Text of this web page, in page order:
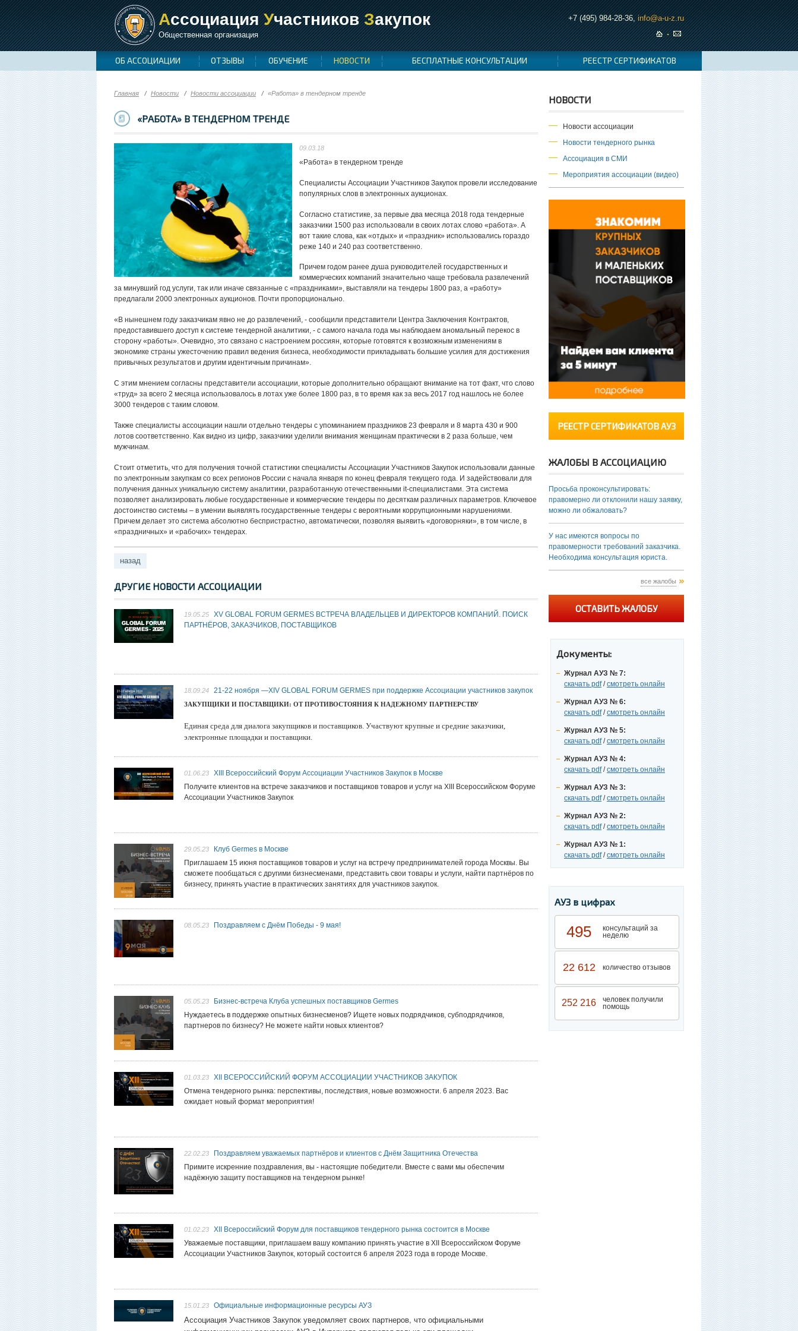
АссоциацияУчастниковЗакупок
Общественная организация
+7 (495) 984-28-36, info@a-u-z.ru
ОБ АССОЦИАЦИИ ОТЗЫВЫ ОБУЧЕНИЕ НОВОСТИ БЕСПЛАТНЫЕ КОНСУЛЬТАЦИИ РЕЕСТР СЕРТИФИКАТОВ
НОВОСТИ
Новости ассоциации
Новости тендерного рынка
Ассоциация в СМИ
Мероприятия ассоциации (видео)
РЕЕСТР СЕРТИФИКАТОВ АУЗ
ЖАЛОБЫ В АССОЦИАЦИЮ
Просьба проконсультировать:
правомерно ли отклонили нашу заявку,
можно ли обжаловать?
У нас имеются вопросы по
правомерности требований заказчика.
Необходима консультация юриста.
все жалобы
ОСТАВИТЬ ЖАЛОБУ
Документы:
Журнал АУЗ № 7:
скачать pdf/смотреть онлайн
Журнал АУЗ № 6:
скачать pdf/смотреть онлайн
Журнал АУЗ № 5:
скачать pdf/смотреть онлайн
Журнал АУЗ № 4:
скачать pdf/смотреть онлайн
Журнал АУЗ № 3:
скачать pdf/смотреть онлайн
Журнал АУЗ № 2:
скачать pdf/смотреть онлайн
Журнал АУЗ № 1:
скачать pdf/смотреть онлайн
АУЗ в цифрах
495
консультаций за
неделю
22 612 количество отзывов
252 216
человек получили
помощь
Главная Новости Новости ассоциации «Работа» в тендерном тренде
«РАБОТА» В ТЕНДЕРНОМ ТРЕНДЕ
09.03.18
«Работа» в тендерном тренде
Специалисты Ассоциации Участников Закупок провели исследование
популярных слов в электронных аукционах.
Согласно статистике, за первые два месяца 2018 года тендерные
заказчики 1500 раз использовали в своих лотах слово «работа». А
вот такие слова, как «отдых» и «праздник» использовались гораздо
реже 140 и 240 раз соответственно.
Причем годом ранее душа руководителей государственных и
коммерческих компаний значительно чаще требовала развлечений
за минувший год услуги, так или иначе связанные с «праздниками», выставляли на тендеры 1800 раз, а «работу»
предлагали 2000 электронных аукционов. Почти пропорционально.
«В нынешнем году заказчикам явно не до развлечений, - сообщили представители Центра Заключения Контрактов,
предоставившего доступ к системе тендерной аналитики, - с самого начала года мы наблюдаем аномальный перекос в
сторону «работы». Очевидно, это связано с настроением россиян, которые готовятся к возможным изменениям в
экономике страны ужесточению правил ведения бизнеса, необходимости прикладывать большие усилия для достижения
привычных результатов и другим идентичным причинам».
С этим мнением согласны представители ассоциации, которые дополнительно обращают внимание на тот факт, что слово
«труд» за всего 2 месяца использовалось в лотах уже более 1800 раз, в то время как за весь 2017 год нашлось не более
3000 тендеров с таким словом.
Также специалисты ассоциации нашли отдельно тендеры с упоминанием праздников 23 февраля и 8 марта 430 и 900
лотов соответственно. Как видно из цифр, заказчики уделили внимания женщинам практически в 2 раза больше, чем
мужчинам.
Стоит отметить, что для получения точной статистики специалисты Ассоциации Участников Закупок использовали данные
по электронным закупкам со всех регионов России с начала января по конец февраля текущего года. И задействовали для
получения данных уникальную систему аналитики, разработанную отечественными it-специалистами. Эта система
позволяет анализировать любые государственные и коммерческие тендеры по десяткам различных параметров. Ключевое
достоинство системы – в умении выявлять государственные тендеры с вероятными коррупционными нарушениями.
Причем делает это система абсолютно беспристрастно, автоматически, позволяя выявить «договорняки», в том числе, в
«праздничных» и «рабочих» тендерах.
назад
ДРУГИЕ НОВОСТИ АССОЦИАЦИИ
19.05.25
XV GLOBAL FORUM GERMES ВСТРЕЧА ВЛАДЕЛЬЦЕВ И ДИРЕКТОРОВ КОМПАНИЙ. ПОИСК
ПАРТНЁРОВ, ЗАКАЗЧИКОВ, ПОСТАВЩИКОВ
18.09.24 21-22 ноября —XIV GLOBAL FORUM GERMES при поддержке Ассоциации участников закупок
ЗАКУПЩИКИ И ПОСТАВЩИКИ: ОТ ПРОТИВОСТОЯНИЯ К НАДЕЖНОМУ ПАРТНЕРСТВУ
Единая среда для диалога закупщиков и поставщиков. Участвуют крупные и средние заказчики,
электронные площадки и поставщики.
01.06.23
XIII Всероссийский Форум Ассоциации Участников Закупок в Москве
Получите клиентов на встрече заказчиков и поставщиков товаров и услуг на XIII Всероссийском Форуме
Ассоциации Участников Закупок
29.05.23
Клуб Germes в Москве
Приглашаем 15 июня поставщиков товаров и услуг на встречу предпринимателей города Москвы. Вы
сможете пообщаться с другими бизнесменами, представить свои товары и услуги, найти партнёров по
бизнесу, принять участие в практических занятиях для участников закупок.
08.05.23 Поздравляем с Днём Победы - 9 мая!
05.05.23
Бизнес-встреча Клуба успешных поставщиков Germes
Нуждаетесь в поддержке опытных бизнесменов? Ищете новых подрядчиков, субподрядчиков,
партнеров по бизнесу? Не можете найти новых клиентов?
01.03.23
XII ВСЕРОССИЙСКИЙ ФОРУМ АССОЦИАЦИИ УЧАСТНИКОВ ЗАКУПОК
Отмена тендерного рынка: перспективы, последствия, новые возможности. 6 апреля 2023. Вас
ожидает новый формат мероприятия!
22.02.23
Поздравляем уважаемых партнёров и клиентов с Днём Защитника Отечества
Примите искренние поздравления, вы - настоящие победители. Вместе с вами мы обеспечим
надёжную защиту поставщиков на тендерном рынке!
01.02.23
XII Всероссийский Форум для поставщиков тендерного рынка состоится в Москве
Уважаемые поставщики, приглашаем вашу компанию принять участие в XII Всероссийском Форуме
Ассоциации Участников Закупок, который состоится 6 апреля 2023 года в городе Москве.
15.01.23 Официальные информационные ресурсы АУЗ
Ассоциация Участников Закупок уведомляет своих партнеров, что официальными